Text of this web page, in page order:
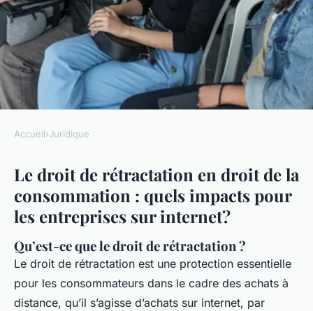
Le droit de rétractation en
droit de la consommation :
quels impacts pour les
entreprises sur internet ?
Noé• 17 décembre 2024•6 min de lecture
Accueil›Juridique
Le droit de rétractation en droit de la
consommation : quels impacts pour
les entreprises sur internet?
Qu’est-ce que le droit de rétractation ?
Le droit de rétractation est une protection essentielle
pour les consommateurs dans le cadre des achats à
distance, qu’il s’agisse d’achats sur internet, par